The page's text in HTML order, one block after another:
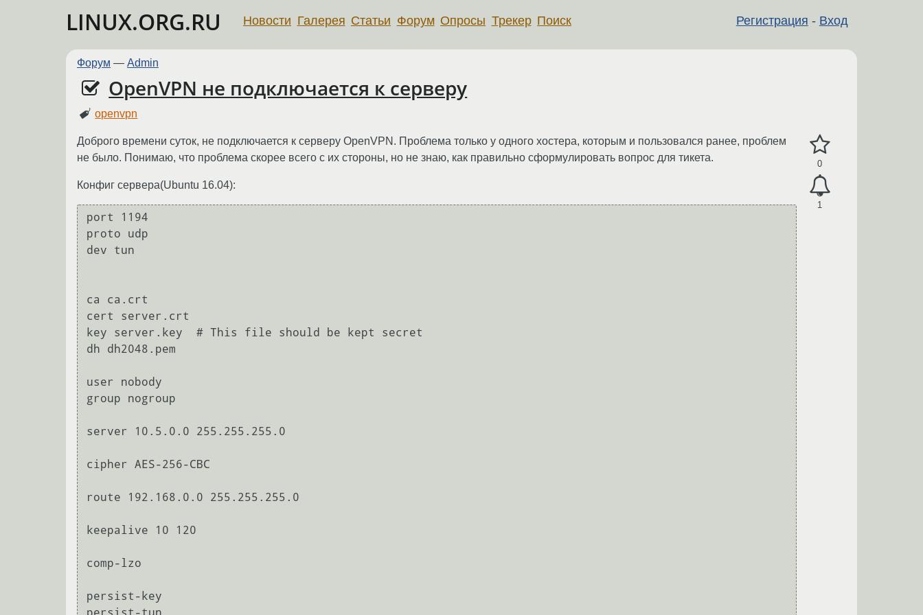
LINUX.ORG.RU Регистрация - Вход
Новости Галерея Статьи Форум Опросы Трекер Поиск
Форум — Admin
OpenVPN не подключается к серверу
openvpn
0
1
Доброго времени суток, не подключается к серверу OpenVPN. Проблема только у одного хостера, которым и пользовался ранее, проблем
не было. Понимаю, что проблема скорее всего с их стороны, но не знаю, как правильно сформулировать вопрос для тикета.
Конфиг сервера(Ubuntu 16.04):
port 1194
proto udp
dev tun
ca ca.crt
cert server.crt
key server.key  # This file should be kept secret
dh dh2048.pem
user nobody
group nogroup
server 10.5.0.0 255.255.255.0
cipher AES-256-CBC
route 192.168.0.0 255.255.255.0
keepalive 10 120
comp-lzo
persist-key